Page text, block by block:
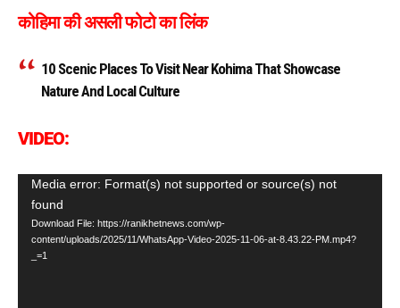
कोहिमा की असली फोटो का लिंक
10 Scenic Places To Visit Near Kohima That Showcase
Nature And Local Culture
VIDEO:
Video
Player
Media error: Format(s) not supported or source(s) not
found
Download File: https://ranikhetnews.com/wp-
content/uploads/2025/11/WhatsApp-Video-2025-11-06-at-8.43.22-PM.mp4?
_=1